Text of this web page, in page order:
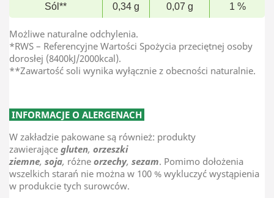
Sól** 0,34 g 0,07 g 1 %
Możliwe naturalne odchylenia.
*RWS – Referencyjne Wartości Spożycia przeciętnej osoby
dorosłej (8400kJ/2000kcal).
**Zawartość soli wynika wyłącznie z obecności naturalnie.
INFORMACJE O ALERGENACH
W zakładzie pakowane są również: produkty
zawierające gluten, orzeszki
ziemne, soja, różne orzechy, sezam. Pomimo dołożenia
wszelkich starań nie można w 100 % wykluczyć wystąpienia
w produkcie tych surowców.